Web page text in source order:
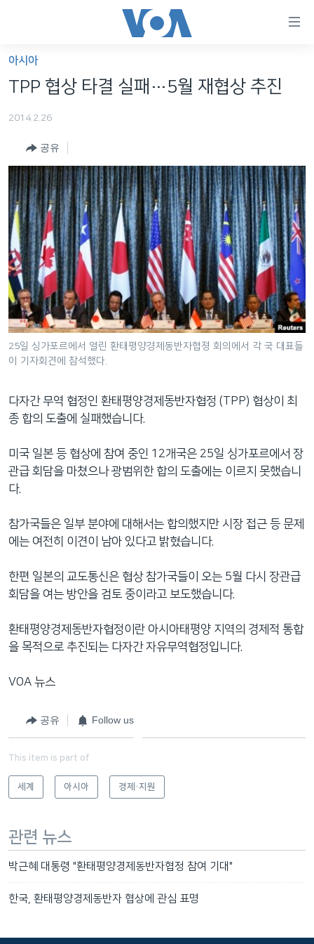
가
능
인
츠
이
동
네
비
게
션
이
동
검
으
로
등
VOD
라디오
프로그램
주파수 안내
FOLLOW US
언어 선택
아시아
TPP 협상 타결 실패…5월 재협상 추진
2014.2.26
공유
25일 싱가포르에서 열린 환태평양경제동반자협졍 회의에서 각 국 대표들
이 기자회견에 참석했다.
다자간 무역 협정인 환태평양경제동반자협정 (TPP) 협상이 최
종 합의 도출에 실패했습니다.
미국 일본 등 협상에 참여 중인 12개국은 25일 싱가포르에서 장
관급 회담을 마쳤으나 광범위한 합의 도출에는 이르지 못했습니
다.
참가국들은 일부 분야에 대해서는 합의했지만 시장 접근 등 문제
에는 여전히 이견이 남아 있다고 밝혔습니다.
한편 일본의 교도통신은 협상 참가국들이 오는 5월 다시 장관급
회담을 여는 방안을 검토 중이라고 보도했습니다.
환태평양경제동반자협정이란 아시아태평양 지역의 경제적 통합
을 목적으로 추진되는 다자간 자유무역협정입니다.
VOA 뉴스
공유 Follow us
This item is part of
세계 아시아 경제·지원
관련 뉴스
박근혜 대통령 "환태평양경제동반자협정 참여 기대"
한국, 환태평양경제동반자 협상에 관심 표명